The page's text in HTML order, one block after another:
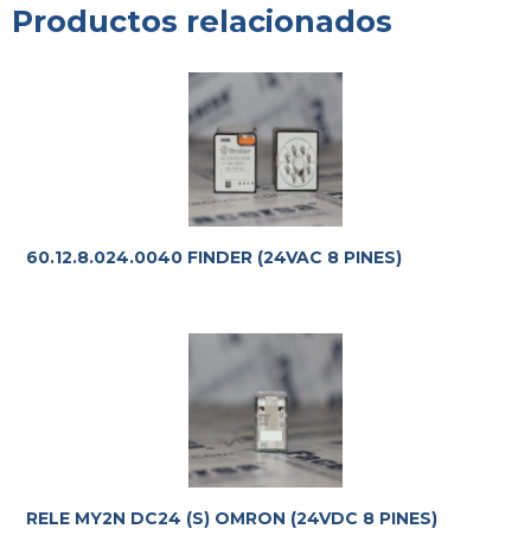
Productos relacionados
60.12.8.024.0040 FINDER (24VAC 8 PINES)
RELE MY2N DC24 (S) OMRON (24VDC 8 PINES)